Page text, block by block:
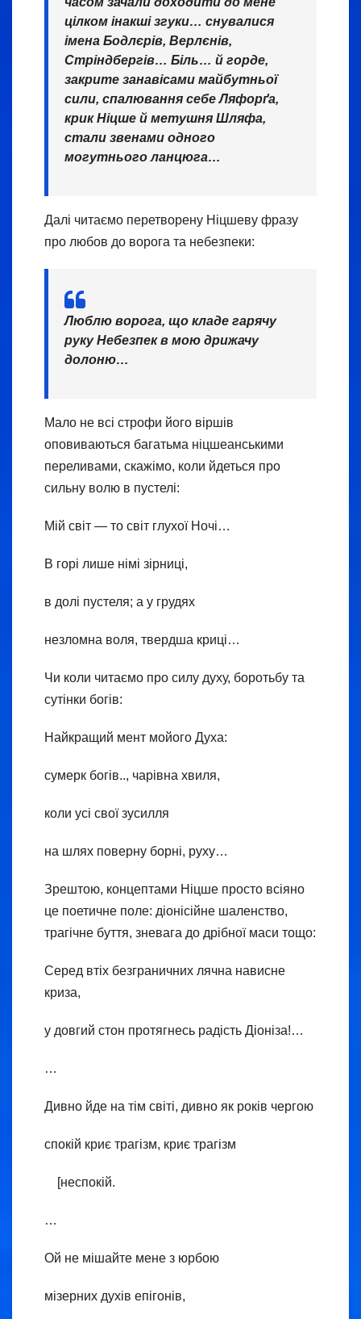
цілком інакші згуки… снувалися
імена Бодлєрів, Верлєнів,
Стріндбергів… Біль… й горде,
закрите занавісами майбутньої
сили, спалювання себе Ляфорґа,
крик Ніцше й метушня Шляфа,
стали звенами одного
могутнього ланцюга…
Далі читаємо перетворену Ніцшеву фразу
про любов до ворога та небезпеки:
Люблю ворога, що кладе гарячу
руку Небезпек в мою дрижачу
долоню…
Мало не всі строфи його віршів
оповиваються багатьма ніцшеанськими
переливами, скажімо, коли йдеться про
сильну волю в пустелі:
Мій світ — то світ глухої Ночі…
В горі лише німі зірниці,
в долі пустеля; а у грудях
незломна воля, твердша криці…
Чи коли читаємо про силу духу, боротьбу та
сутінки богів:
Найкращий мент мойого Духа:
сумерк богів.., чарівна хвиля,
коли усі свої зусилля
на шлях поверну борні, руху…
Зрештою, концептами Ніцше просто всіяно
це поетичне поле: діонісійне шаленство,
трагічне буття, зневага до дрібної маси тощо:
Серед втіх безграничних лячна нависне
криза,
у довгий стон протягнесь радість Діоніза!…
…
Дивно йде на тім світі, дивно як років чергою
спокій криє трагізм, криє трагізм
[неспокій.
…
Ой не мішайте мене з юрбою
мізерних духів епігонів,